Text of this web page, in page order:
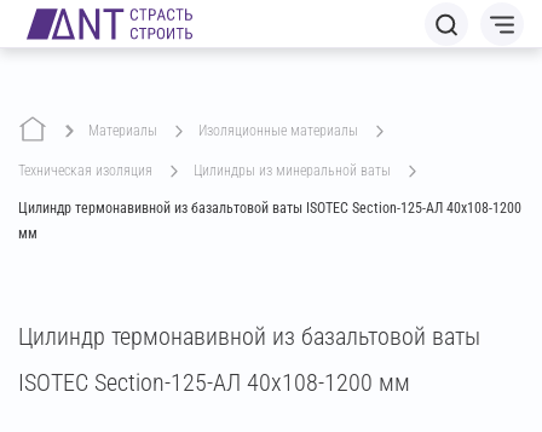
Материалы изоляционные материалы
техническая изоляция цилиндры из минеральной ваты
Цилиндр термонавивной из базальтовой ваты ISOTEC Section-125-АЛ 40х108-1200
мм
Цилиндр термонавивной из базальтовой ваты
ISOTEC Section-125-АЛ 40х108-1200 мм